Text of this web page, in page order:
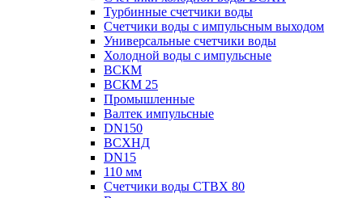
Турбинные счетчики воды
Счетчики воды с импульсным выходом
Универсальные счетчики воды
Холодной воды с импульсные
ВСКМ
ВСКМ 25
Промышленные
Валтек импульсные
DN150
ВСХНД
DN15
110 мм
Счетчики воды СТВХ 80